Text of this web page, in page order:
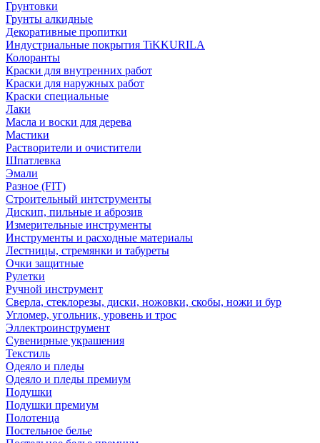
Грунтовки
Грунты алкидные
Декоративные пропитки
Индустриальные покрытия TiKKURILA
Колоранты
Краски для внутренних работ
Краски для наружных работ
Краски специальные
Лаки
Масла и воски для дерева
Мастики
Растворители и очистители
Шпатлевка
Эмали
Разное (FIT)
Строительный интструменты
Дискип, пильные и аброзив
Измерительные инструменты
Инструменты и расходные материалы
Лестницы, стремянки и табуреты
Очки защитные
Рулетки
Ручной инструмент
Сверла, стеклорезы, диски, ножовки, скобы, ножи и бур
Угломер, угольник, уровень и трос
Эллектроинструмент
Сувенирные украшения
Текстиль
Одеяло и пледы
Одеяло и пледы премиум
Подушки
Подушки премиум
Полотенца
Постельное белье